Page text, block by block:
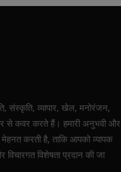
संस्कृति, व्यापार, खेल, मनोरंजन,
से कवर करते हैं। हमारी अनुभवी और
मेहनत करती है, ताकि आपको व्यापक
विशेषता प्रदान की जा